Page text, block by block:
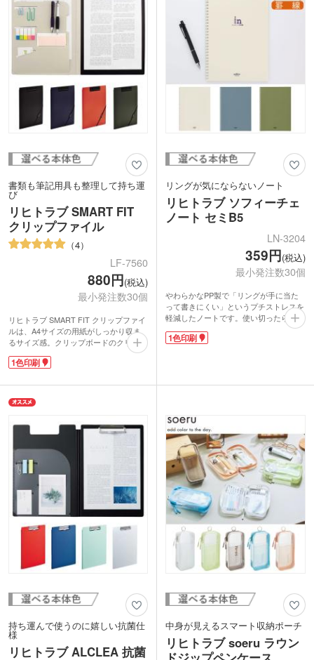
書類も筆記用具も整理して持ち運
び
リヒトラブ SMART FIT
クリップファイル
4
LF-7560
880円(税込)
最小発注数30個
リヒトラブ SMART FIT クリップファイ
ルは、A4サイズの用紙がしっかり収ま
るサイズ感。クリップボードのクリップ
は開いたまま固定でき、用紙を揃えて差
し込みやすいです。内側と裏面にもポケ
を分けて収納することもできます。内側
のポケットは、ふせんやペンなどのこま
ごました物を引っかけられる切れ込み入
スマートにまとめて持ち運べますね。
表紙・内面・内ポケット部分に1色で名
入れできます。学校名や企業ロゴを印刷
して、卒業記念品や周年記念品として配
布するのにおすすめです。
1色印刷
リングが気にならないノート
リヒトラブ ソフィーチェ
ノート セミB5
LN-3204
359円(税込)
最小発注数30個
やわらかなPP製で「リングが手に当た
って書きにくい」というプチストレスを
軽減したノートです。使い切ったらリン
グをハサミで切ってリーフの取り外しが
可能。リヒトラブのツイストノートやオ
表紙に企業ロゴや学校名を1色印刷で
同じセミB5サイズで、学習からビジネス
まで幅広く使いやすいです。
1色印刷
持ち運んで使うのに嬉しい抗菌仕
様
リヒトラブ ALCLEA 抗菌
中身が見えるスマート収納ポーチ
リヒトラブ soeru ラウン